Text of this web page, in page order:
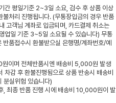
간 평일기준 2~3일 소요, 검수 후 상품 이상
불처리 진행됩니다. (무통장입금의 경우 반품
고객님 계좌로 입금되며, 카드결제 취소는
업일 기준 3~5일 소요될 수 있습니다) 무통
반품접수시 환불받으실 은행명/계좌번호/예
이며 전체반품시엔 배송비 5,000원 발생
차감 후 환불진행됨으로 상품 반송시 배송비
분실위험 있습니다)
, 최종 반품 진행 시에 배송비 10,000원이 발